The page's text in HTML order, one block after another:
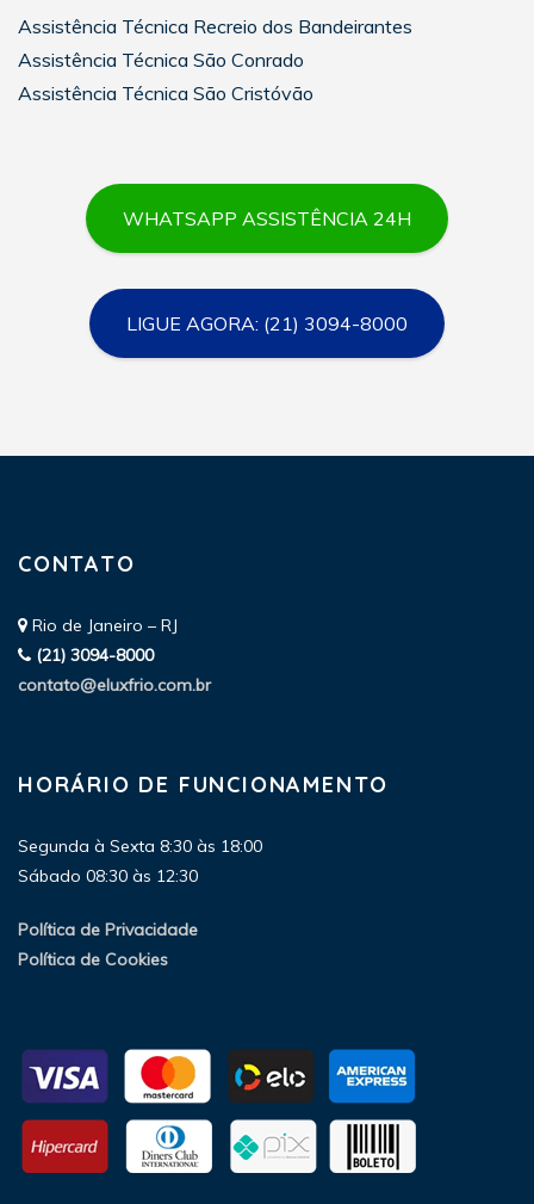
Assistência Técnica Recreio dos Bandeirantes
Assistência Técnica São Conrado
Assistência Técnica São Cristóvão
WHATSAPP ASSISTÊNCIA 24H
LIGUE AGORA: (21) 3094-8000
CONTATO
Rio de Janeiro – RJ
(21) 3094-8000
contato@eluxfrio.com.br
HORÁRIO DE FUNCIONAMENTO
Segunda à Sexta 8:30 às 18:00
Sábado 08:30 às 12:30
Política de Privacidade
Política de Cookies